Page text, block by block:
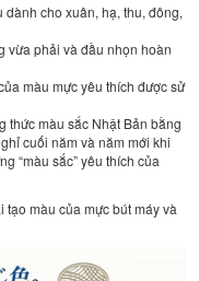
cho xuân, hạ, thu, đông,
vừa phải và đầu nhọn hoàn
màu mực yêu thích được sử
thức màu sắc Nhật Bản bằng
cuối năm và năm mới khi
“màu sắc” yêu thích của
màu của mực bút máy và